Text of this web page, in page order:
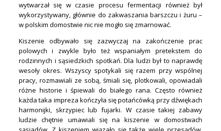
wytwarzał się w czasie procesu fermentacji również był
wykorzystywany, głównie do zakwaszania barszczu i żuru –
w polskim domostwie nic nie mogło się zmarnować.
Kiszenie odbywało się zazwyczaj na zakończenie prac
polowych i zwykle było też wspaniałym pretekstem do
rodzinnych i sąsiedzkich spotkań. Dla ludzi był to naprawdę
wesoły okres. Wszyscy spotykali się razem przy wspólnej
pracy, rozmawiali ze sobą, śmiali się, plotkowali, opowiadali
różne historie i śpiewali do białego rana. Często również
każda taka impreza kończyła się potańcówką przy dźwiękach
harmonijki, skrzypiec lub fujarki. W czasie takiej zabawy
ludzie chętnie umawiali się na kiszenie w domostwach